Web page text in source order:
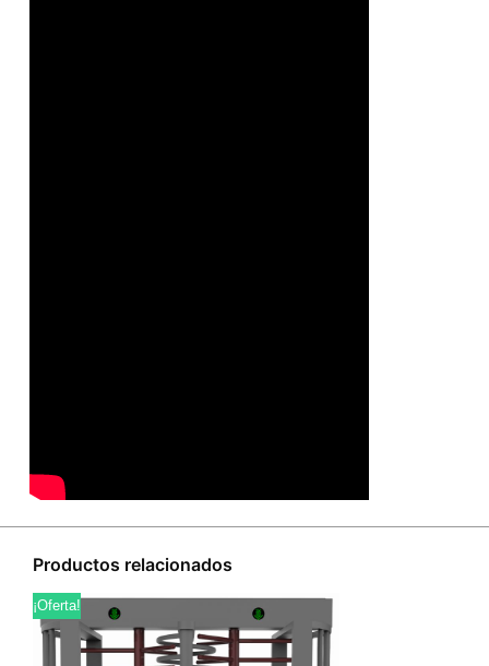
Productos relacionados
¡Oferta!